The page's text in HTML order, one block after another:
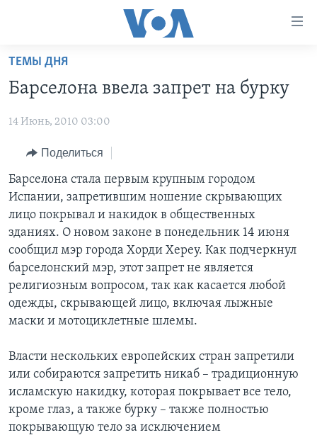
Перейти
основной
Перейти
навигации
Перейти
поиск
ПРОГРАММЫ
АМЕРИКА
НОВОСТИ ЗА МИНУТУ
ИТОГИ
ПОЧЕМУ ЭТО ВАЖНО?
ДИСКУССИЯ VOA
ДЕТАЛИ
АМЕРИКА. БОЛЬШОЕ ПУТЕШЕСТВИЕ
ПРОЕКТЫ
УЧИМ АНГЛИЙСКИЙ
НАША АМЕРИКАНСКАЯ ИСТОРИЯ
А КАК В АМЕРИКЕ?
АРТЕФАКТЫ
АМЕРИКАНСКИЕ ГОРОДКИ
ЭКСПЕРТИЗА
ИНТЕРВЬЮ
ФАКТЫ ПРОТИВ ФЕЙКОВ
ЗА СВОБОДУ ПРЕССЫ
УЧИМ АНГЛИЙСКИЙ
ВИДЕО
ПОДПИСКА НА НОВОСТИ
СОЦИАЛЬНЫЕ СЕТИ
ТЕМЫ ДНЯ
Барселона ввела запрет на бурку
14 Июнь, 2010 03:00
Поделиться
Барселона стала первым крупным городом
Испании, запретившим ношение скрывающих
лицо покрывал и накидок в общественных
зданиях. О новом законе в понедельник 14 июня
сообщил мэр города Хорди Хереу. Как подчеркнул
барселонский мэр, этот запрет не является
религиозным вопросом, так как касается любой
одежды, скрывающей лицо, включая лыжные
маски и мотоциклетные шлемы.
Власти нескольких европейских стран запретили
или собираются запретить никаб – традиционную
исламскую накидку, которая покрывает все тело,
кроме глаз, а также бурку – также полностью
покрывающую тело за исключением